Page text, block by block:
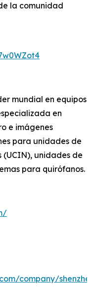
la comunidad
mundial en equipos
en
e imágenes
para unidades de
(UCIN), unidades de
para quirófanos.
company/